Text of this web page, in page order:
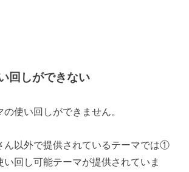
回しができない
の使い回しができません。
ん以外で提供されているテーマでは①
回し可能テーマが提供されていま